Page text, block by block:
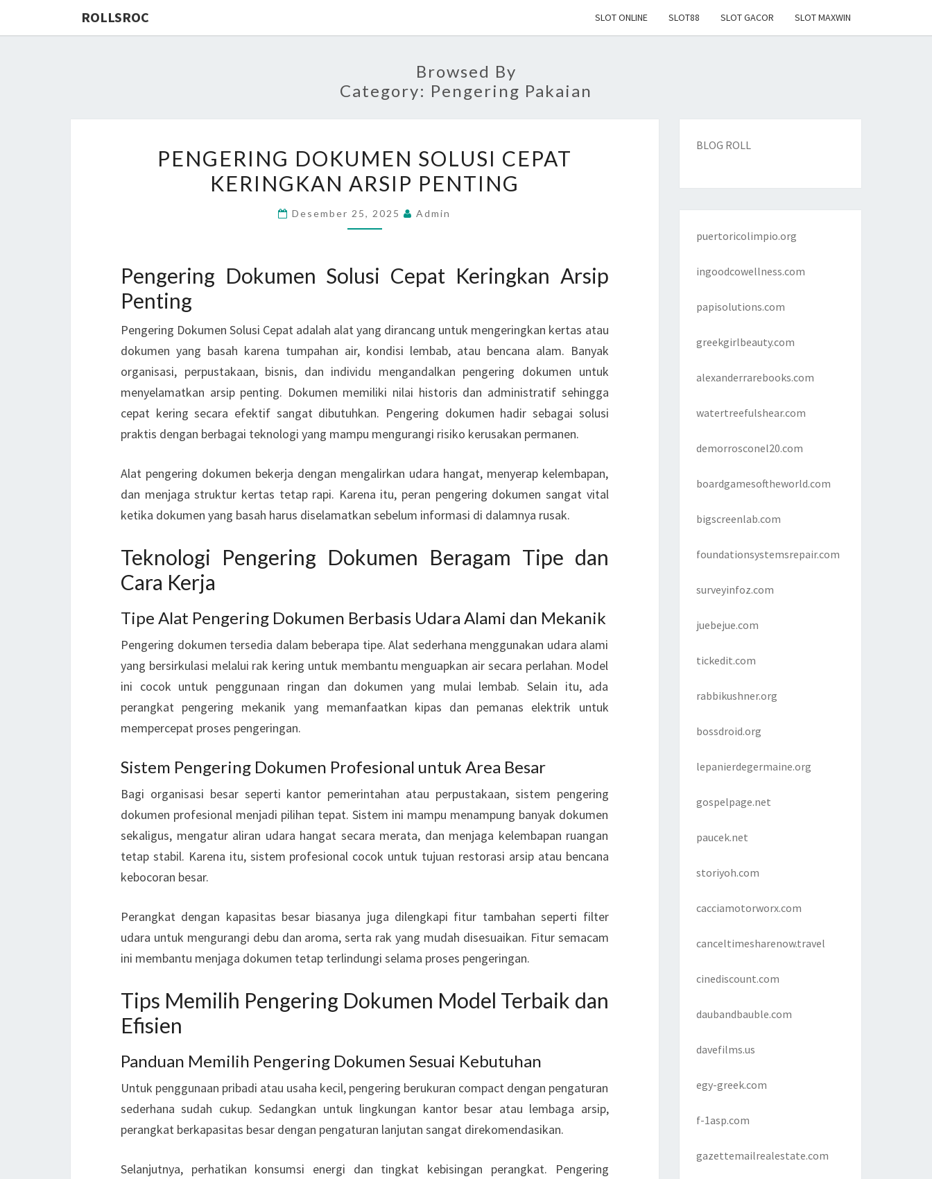
ROLLSROC SLOT ONLINE SLOT88 SLOT GACOR SLOT MAXWIN
Browsed By
Category: Pengering Pakaian
DOKUMEN
SOLUSI
KERINGKAN
PENTING
PENGERING DOKUMEN SOLUSI CEPAT
KERINGKAN ARSIP PENTING
Desember 25, 2025 Admin
Pengering Dokumen Solusi Cepat Keringkan Arsip
Penting
Pengering Dokumen Solusi Cepat adalah alat yang dirancang untuk mengeringkan kertas atau
dokumen yang basah karena tumpahan air, kondisi lembab, atau bencana alam. Banyak
organisasi, perpustakaan, bisnis, dan individu mengandalkan pengering dokumen untuk
menyelamatkan arsip penting. Dokumen memiliki nilai historis dan administratif sehingga
cepat kering secara efektif sangat dibutuhkan. Pengering dokumen hadir sebagai solusi
praktis dengan berbagai teknologi yang mampu mengurangi risiko kerusakan permanen.
Alat pengering dokumen bekerja dengan mengalirkan udara hangat, menyerap kelembapan,
dan menjaga struktur kertas tetap rapi. Karena itu, peran pengering dokumen sangat vital
ketika dokumen yang basah harus diselamatkan sebelum informasi di dalamnya rusak.
Teknologi Pengering Dokumen Beragam Tipe dan
Cara Kerja
Tipe Alat Pengering Dokumen Berbasis Udara Alami dan Mekanik
Pengering dokumen tersedia dalam beberapa tipe. Alat sederhana menggunakan udara alami
yang bersirkulasi melalui rak kering untuk membantu menguapkan air secara perlahan. Model
ini cocok untuk penggunaan ringan dan dokumen yang mulai lembab. Selain itu, ada
perangkat pengering mekanik yang memanfaatkan kipas dan pemanas elektrik untuk
mempercepat proses pengeringan.
Sistem Pengering Dokumen Profesional untuk Area Besar
Bagi organisasi besar seperti kantor pemerintahan atau perpustakaan, sistem pengering
dokumen profesional menjadi pilihan tepat. Sistem ini mampu menampung banyak dokumen
sekaligus, mengatur aliran udara hangat secara merata, dan menjaga kelembapan ruangan
tetap stabil. Karena itu, sistem profesional cocok untuk tujuan restorasi arsip atau bencana
kebocoran besar.
Perangkat dengan kapasitas besar biasanya juga dilengkapi fitur tambahan seperti filter
udara untuk mengurangi debu dan aroma, serta rak yang mudah disesuaikan. Fitur semacam
ini membantu menjaga dokumen tetap terlindungi selama proses pengeringan.
Tips Memilih Pengering Dokumen Model Terbaik dan
Efisien
Panduan Memilih Pengering Dokumen Sesuai Kebutuhan
Untuk penggunaan pribadi atau usaha kecil, pengering berukuran compact dengan pengaturan
sederhana sudah cukup. Sedangkan untuk lingkungan kantor besar atau lembaga arsip,
perangkat berkapasitas besar dengan pengaturan lanjutan sangat direkomendasikan.
Selanjutnya, perhatikan konsumsi energi dan tingkat kebisingan perangkat. Pengering
BLOG ROLL
puertoricolimpio.org
ingoodcowellness.com
papisolutions.com
greekgirlbeauty.com
alexanderrarebooks.com
watertreefulshear.com
demorrosconel20.com
boardgamesoftheworld.com
bigscreenlab.com
foundationsystemsrepair.com
surveyinfoz.com
juebejue.com
tickedit.com
rabbikushner.org
bossdroid.org
lepanierdegermaine.org
gospelpage.net
paucek.net
storiyoh.com
cacciamotorworx.com
canceltimesharenow.travel
cinediscount.com
daubandbauble.com
davefilms.us
egy-greek.com
f-1asp.com
gazettemailrealestate.com